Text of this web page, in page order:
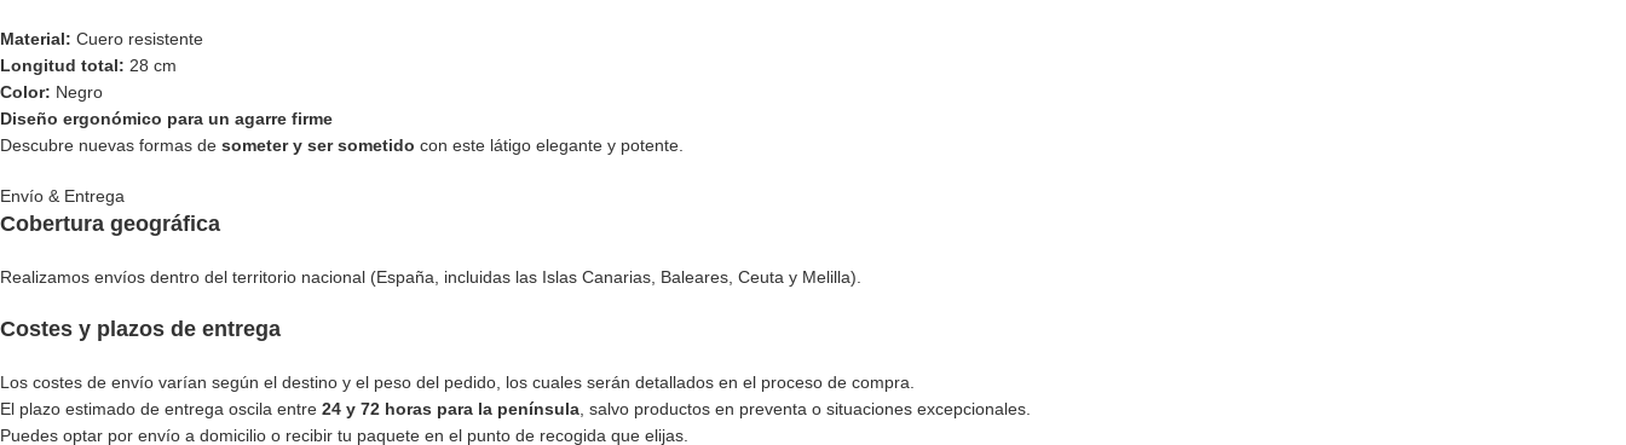
Material: Cuero resistente
Longitud total: 28 cm
Color: Negro
Diseño ergonómico para un agarre firme
Descubre nuevas formas de someter y ser sometido con este látigo elegante y potente.
Envío & Entrega
Cobertura geográfica
Realizamos envíos dentro del territorio nacional (España, incluidas las Islas Canarias, Baleares, Ceuta y Melilla).
Costes y plazos de entrega
Los costes de envío varían según el destino y el peso del pedido, los cuales serán detallados en el proceso de compra.
El plazo estimado de entrega oscila entre 24 y 72 horas para la península, salvo productos en preventa o situaciones excepcionales.
Puedes optar por envío a domicilio o recibir tu paquete en el punto de recogida que elijas.